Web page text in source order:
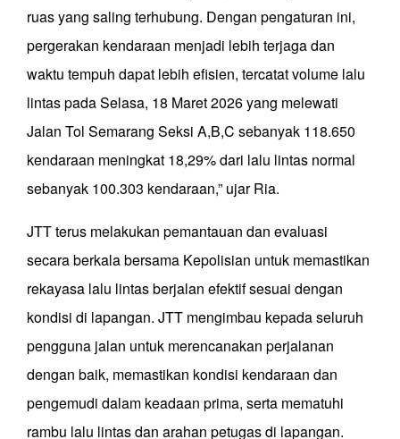
ruas yang saling terhubung. Dengan pengaturan ini,
pergerakan kendaraan menjadi lebih terjaga dan
waktu tempuh dapat lebih efisien, tercatat volume lalu
lintas pada Selasa, 18 Maret 2026 yang melewati
Jalan Tol Semarang Seksi A,B,C sebanyak 118.650
kendaraan meningkat 18,29% dari lalu lintas normal
sebanyak 100.303 kendaraan,” ujar Ria.
JTT terus melakukan pemantauan dan evaluasi
secara berkala bersama Kepolisian untuk memastikan
rekayasa lalu lintas berjalan efektif sesuai dengan
kondisi di lapangan. JTT mengimbau kepada seluruh
pengguna jalan untuk merencanakan perjalanan
dengan baik, memastikan kondisi kendaraan dan
pengemudi dalam keadaan prima, serta mematuhi
rambu lalu lintas dan arahan petugas di lapangan.